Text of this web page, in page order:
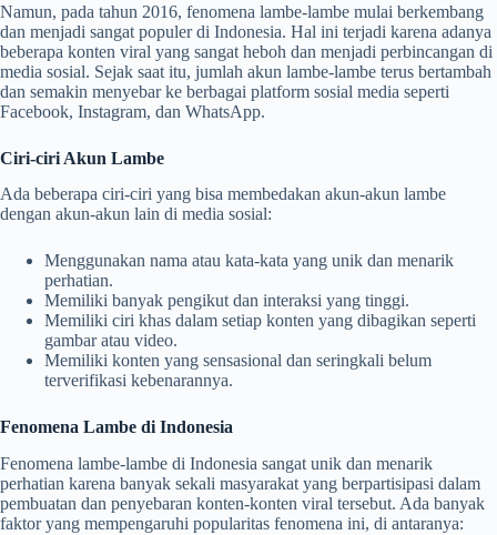
Namun, pada tahun 2016, fenomena lambe-lambe mulai berkembang
dan menjadi sangat populer di Indonesia. Hal ini terjadi karena adanya
beberapa konten viral yang sangat heboh dan menjadi perbincangan di
media sosial. Sejak saat itu, jumlah akun lambe-lambe terus bertambah
dan semakin menyebar ke berbagai platform sosial media seperti
Facebook, Instagram, dan WhatsApp.
Ciri-ciri Akun Lambe
Ada beberapa ciri-ciri yang bisa membedakan akun-akun lambe
dengan akun-akun lain di media sosial:
Menggunakan nama atau kata-kata yang unik dan menarik
perhatian.
Memiliki banyak pengikut dan interaksi yang tinggi.
Memiliki ciri khas dalam setiap konten yang dibagikan seperti
gambar atau video.
Memiliki konten yang sensasional dan seringkali belum
terverifikasi kebenarannya.
Fenomena Lambe di Indonesia
Fenomena lambe-lambe di Indonesia sangat unik dan menarik
perhatian karena banyak sekali masyarakat yang berpartisipasi dalam
pembuatan dan penyebaran konten-konten viral tersebut. Ada banyak
faktor yang mempengaruhi popularitas fenomena ini, di antaranya: